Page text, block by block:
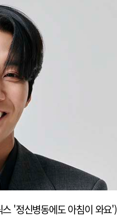
'정신병동에도 아침이 와요')